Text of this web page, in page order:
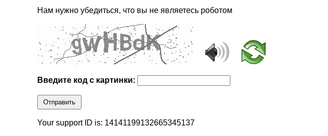
Нам нужно убедиться, что вы не являетесь роботом
Введите код с картинки:
Отправить
Your support ID is: 14141199132665345137